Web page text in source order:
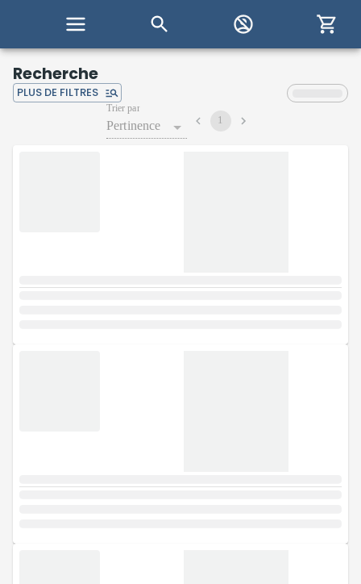
Recherche
PLUS DE FILTRES
Trier par
Pertinence 1